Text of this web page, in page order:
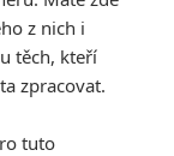
z nich i
těch, kteří
zpracovat.
tuto